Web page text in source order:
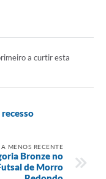
a curtir esta
MENOS RECENTE
Bronze no
de Morro